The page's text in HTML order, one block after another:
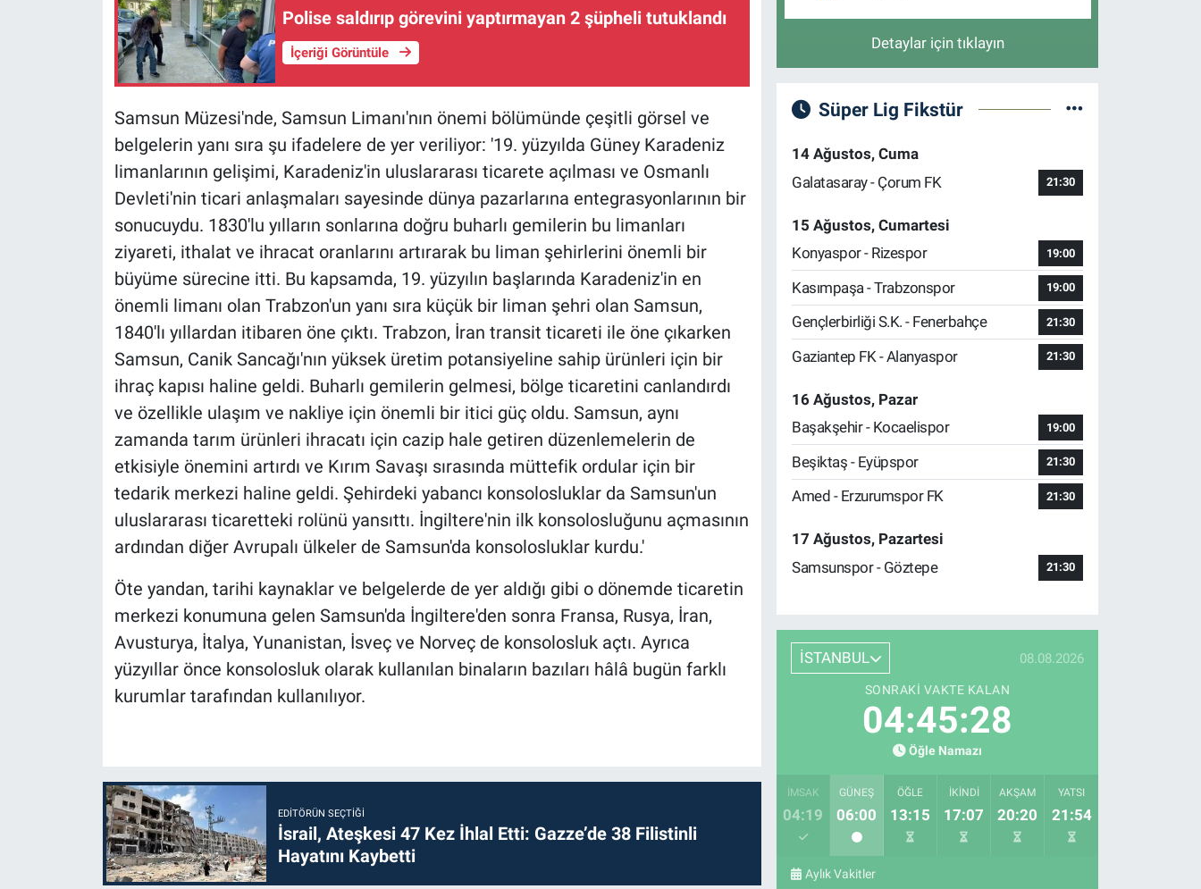
Polise saldırıp görevini yaptırmayan 2 şüpheli tutuklandı
İçeriği Görüntüle
Samsun Müzesi'nde, Samsun Limanı'nın önemi bölümünde çeşitli görsel ve
belgelerin yanı sıra şu ifadelere de yer veriliyor: '19. yüzyılda Güney Karadeniz
limanlarının gelişimi, Karadeniz'in uluslararası ticarete açılması ve Osmanlı
Devleti'nin ticari anlaşmaları sayesinde dünya pazarlarına entegrasyonlarının bir
sonucuydu. 1830'lu yılların sonlarına doğru buharlı gemilerin bu limanları
ziyareti, ithalat ve ihracat oranlarını artırarak bu liman şehirlerini önemli bir
büyüme sürecine itti. Bu kapsamda, 19. yüzyılın başlarında Karadeniz'in en
önemli limanı olan Trabzon'un yanı sıra küçük bir liman şehri olan Samsun,
1840'lı yıllardan itibaren öne çıktı. Trabzon, İran transit ticareti ile öne çıkarken
Samsun, Canik Sancağı'nın yüksek üretim potansiyeline sahip ürünleri için bir
ihraç kapısı haline geldi. Buharlı gemilerin gelmesi, bölge ticaretini canlandırdı
ve özellikle ulaşım ve nakliye için önemli bir itici güç oldu. Samsun, aynı
zamanda tarım ürünleri ihracatı için cazip hale getiren düzenlemelerin de
etkisiyle önemini artırdı ve Kırım Savaşı sırasında müttefik ordular için bir
tedarik merkezi haline geldi. Şehirdeki yabancı konsolosluklar da Samsun'un
uluslararası ticaretteki rolünü yansıttı. İngiltere'nin ilk konsolosluğunu açmasının
ardından diğer Avrupalı ülkeler de Samsun'da konsolosluklar kurdu.'
Öte yandan, tarihi kaynaklar ve belgelerde de yer aldığı gibi o dönemde ticaretin
merkezi konumuna gelen Samsun'da İngiltere'den sonra Fransa, Rusya, İran,
Avusturya, İtalya, Yunanistan, İsveç ve Norveç de konsolosluk açtı. Ayrıca
yüzyıllar önce konsolosluk olarak kullanılan binaların bazıları hâlâ bugün farklı
kurumlar tarafından kullanılıyor.
EDITÖRÜN SEÇTIĞI
İsrail, Ateşkesi 47 Kez İhlal Etti: Gazze’de 38 Filistinli
Hayatını Kaybetti
Detaylar için tıklayın
Süper Lig Fikstür
14 Ağustos, Cuma
Galatasaray - Çorum FK
21:30
15 Ağustos, Cumartesi
Konyaspor - Rizespor
19:00
Kasımpaşa - Trabzonspor 19:00
Gençlerbirliği S.K. - Fenerbahçe 21:30
Gaziantep FK - Alanyaspor 21:30
16 Ağustos, Pazar
Başakşehir - Kocaelispor
19:00
Beşiktaş - Eyüpspor 21:30
Amed - Erzurumspor FK 21:30
17 Ağustos, Pazartesi
Samsunspor - Göztepe
21:30
İSTANBUL 08.08.2026
SONRAKI VAKTE KALAN
04:45:27
Öğle Namazı
İMSAK
04:19
GÜNEŞ
06:00
ÖĞLE
13:15
İKINDI
17:07
AKŞAM
20:20
YATSI
21:54
Aylık Vakitler